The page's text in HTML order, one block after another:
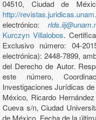
04510, Ciudad de
http://
electrónico:
Kurczyn Villalobos.
Exclusivo número: 04-
electrónica): 2448-7899,
del Derecho de Autor.
este número,
Investigaciones Jurídicas
México, Ricardo
Cueva s/n, Ciudad
de México. Fecha de la